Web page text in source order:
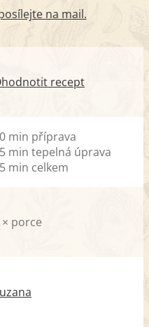
na mail.
recept
min příprava
min tepelná úprava
min celkem
× porce